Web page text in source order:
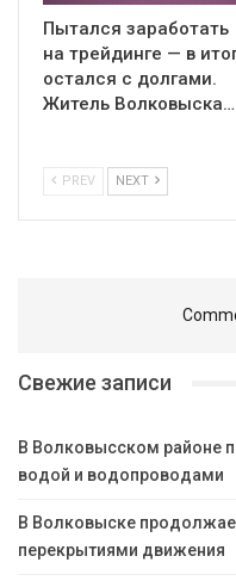
Пытался заработать
на трейдинге — в
остался с долгами.
Житель Волковыска…
PREV NEXT
Свежие записи
В Волковысском районе
водой и водопроводами
В Волковыске
перекрытиями движения